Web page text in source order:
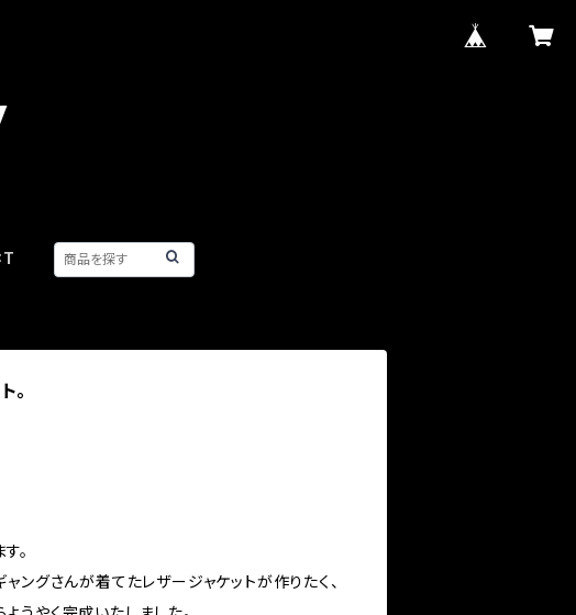
。
。
ングさんが着てたレザージャケットが作りたく、